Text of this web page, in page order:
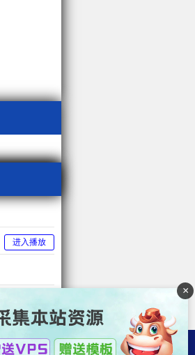
进入播放
×